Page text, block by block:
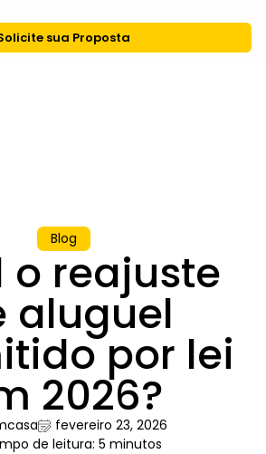
sua Proposta
Blog
o reajuste
aluguel
por lei
2026?
fevereiro 23, 2026
de leitura: 5 minutos